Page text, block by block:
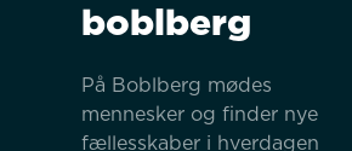
boblberg
På Boblberg mødes
mennesker og finder nye
fællesskaber i hverdagen